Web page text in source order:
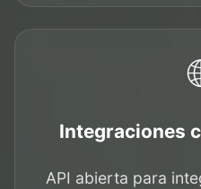
Integraciones
API abierta para